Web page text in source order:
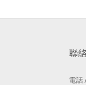
聯
電話